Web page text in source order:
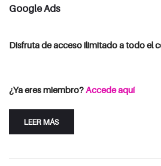
Google Ads
Disfruta de acceso ilimitado a todo el
¿Ya eres miembro?Accede aquí
LEER MÁS